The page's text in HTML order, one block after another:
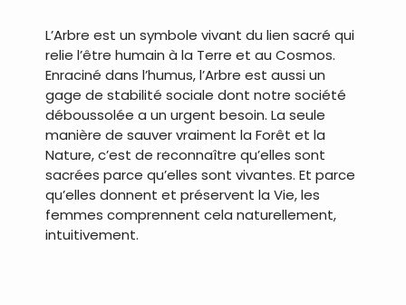
L’Arbre est un symbole vivant du lien sacré qui
relie l’être humain à la Terre et au Cosmos.
Enraciné dans l’humus, l’Arbre est aussi un
gage de stabilité sociale dont notre société
déboussolée a un urgent besoin. La seule
manière de sauver vraiment la Forêt et la
Nature, c’est de reconnaître qu’elles sont
sacrées parce qu’elles sont vivantes. Et parce
qu’elles donnent et préservent la Vie, les
femmes comprennent cela naturellement,
intuitivement.